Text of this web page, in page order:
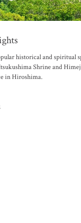
historical and spiritual
Shrine and
in Hiroshima.